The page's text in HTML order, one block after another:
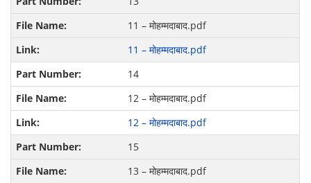
11 – मोहम्मदाबाद.pdf
11 – मोहम्मदाबाद.pdf
14
12 – मोहम्मदाबाद.pdf
12 – मोहम्मदाबाद.pdf
15
13 – मोहम्मदाबाद.pdf